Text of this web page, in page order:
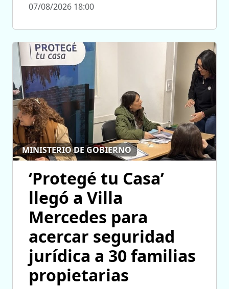
07/08/2026 18:00
MINISTERIO DE GOBIERNO
‘Protegé tu Casa’
llegó a Villa
Mercedes para
acercar seguridad
jurídica a 30 familias
propietarias